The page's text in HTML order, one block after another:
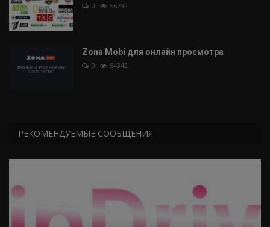
0 56792
Zona Mobi для онлайн просмотра
0 54342
РЕКОМЕНДУЕМЫЕ СООБЩЕНИЯ